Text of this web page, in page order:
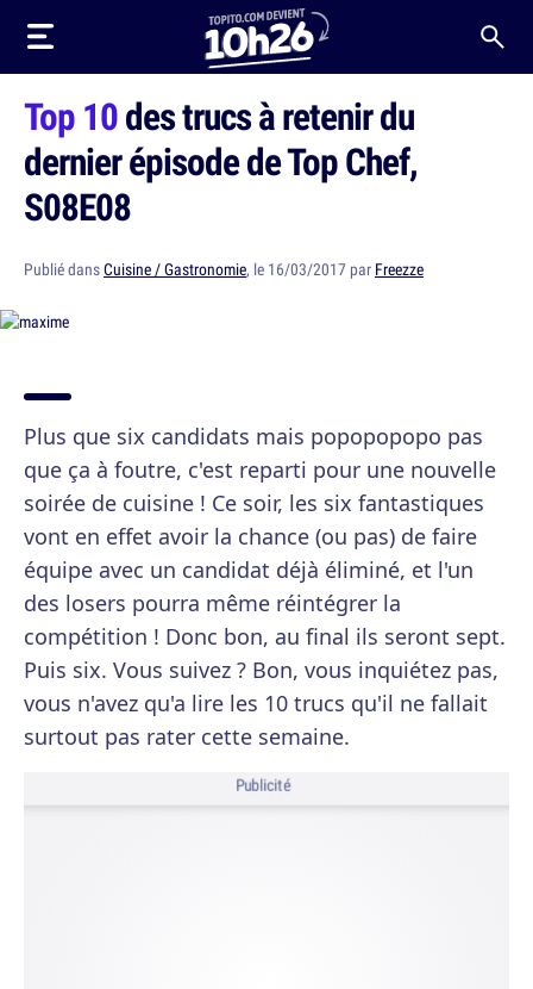
Top 10des trucs à retenir du
dernier épisode de Top Chef,
S08E08
Publié dansCuisine / Gastronomie, le 16/03/2017 par Freezze
Plus que six candidats mais popopopopo pas
que ça à foutre, c'est reparti pour une nouvelle
soirée de cuisine ! Ce soir, les six fantastiques
vont en effet avoir la chance (ou pas) de faire
équipe avec un candidat déjà éliminé, et l'un
des losers pourra même réintégrer la
compétition ! Donc bon, au final ils seront sept.
Puis six. Vous suivez ? Bon, vous inquiétez pas,
vous n'avez qu'a lire les 10 trucs qu'il ne fallait
surtout pas rater cette semaine.
Publicité